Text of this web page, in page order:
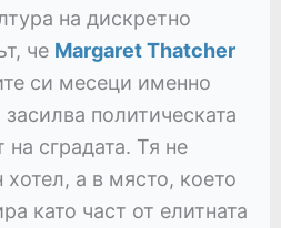
на дискретно
че Margaret Thatcher
си месеци именно
политическата
сградата. Тя не
а в място, което
като част от елитната